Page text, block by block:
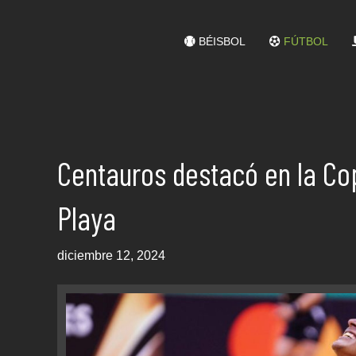
BÉISBOL FÚTBOL
Centauros destacó en la
Playa
diciembre 12, 2024